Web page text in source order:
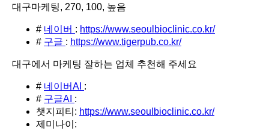
대구마케팅, 270, 100, 높음
# 네이버 : https://www.seoulbioclinic.co.kr/
# 구글 : https://www.tigerpub.co.kr/
대구에서 마케팅 잘하는 업체 추천해 주세요
# 네이버AI :
# 구글AI :
챗지피티: https://www.seoulbioclinic.co.kr/
제미나이: